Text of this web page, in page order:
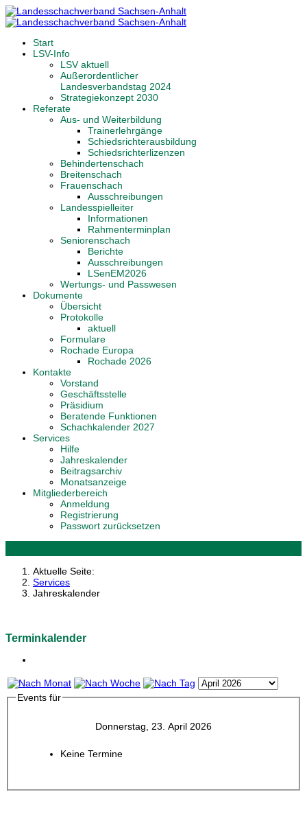
Start
LSV-Info
LSV aktuell
Außerordentlicher
Landesverbandstag 2024
Strategiekonzept 2030
Referate
Aus- und Weiterbildung
Trainerlehrgänge
Schiedsrichterausbildung
Schiedsrichterlizenzen
Behindertenschach
Breitenschach
Frauenschach
Ausschreibungen
Landesspielleiter
Informationen
Rahmenterminplan
Seniorenschach
Berichte
Ausschreibungen
LSenEM2026
Wertungs- und Passwesen
Dokumente
Übersicht
Protokolle
aktuell
Formulare
Rochade Europa
Rochade 2026
Kontakte
Vorstand
Geschäftsstelle
Präsidium
Beratende Funktionen
Schachkalender 2027
Services
Hilfe
Jahreskalender
Beitragsarchiv
Monatsanzeige
Mitgliederbereich
Anmeldung
Registrierung
Passwort zurücksetzen
Aktuelle Seite:
Services
Jahreskalender
Terminkalender
Events für
Donnerstag, 23. April 2026
Keine Termine